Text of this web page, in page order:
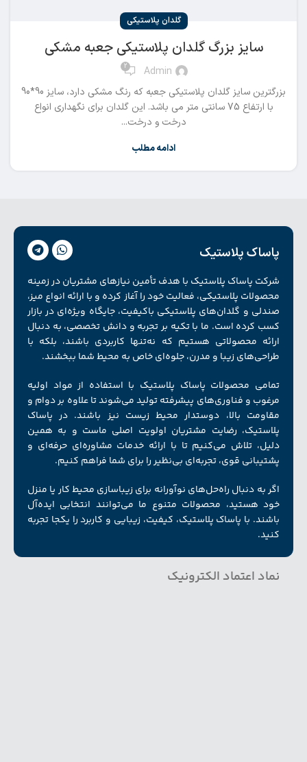
گلدان پلاستیکی
سایز بزرگ گلدان پلاستیکی جعبه مشکی
Admin
2
بزرگترین سایز گلدان پلاستیکی جعبه که رنگ مشکی دارد، سایز 90*90
با ارتفاع 75 سانتی متر می باشد. این گلدان برای نگهداری انواع
درخت و درخت...
ادامه مطلب
پاساک پلاستیک
شرکت پاساک پلاستیک با هدف تأمین نیازهای مشتریان در زمینه
محصولات پلاستیکی، فعالیت خود را آغاز کرده و با ارائه انواع میز،
صندلی و گلدان‌های پلاستیکی باکیفیت، جایگاه ویژه‌ای در بازار
کسب کرده است. ما با تکیه بر تجربه و دانش تخصصی، به دنبال
ارائه محصولاتی هستیم که نه‌تنها کاربردی باشند، بلکه با
طراحی‌های زیبا و مدرن، جلوه‌ای خاص به محیط شما ببخشند.
تمامی محصولات پاساک پلاستیک با استفاده از مواد اولیه
مرغوب و فناوری‌های پیشرفته تولید می‌شوند تا علاوه بر دوام و
مقاومت بالا، دوستدار محیط زیست نیز باشند. در پاساک
پلاستیک، رضایت مشتریان اولویت اصلی ماست و به همین
دلیل، تلاش می‌کنیم تا با ارائه خدمات مشاوره‌ای حرفه‌ای و
پشتیبانی قوی، تجربه‌ای بی‌نظیر را برای شما فراهم کنیم.
اگر به دنبال راه‌حل‌های نوآورانه برای زیبا‌سازی محیط کار یا منزل
خود هستید، محصولات متنوع ما می‌توانند انتخابی ایده‌آل
باشند. با پاساک پلاستیک، کیفیت، زیبایی و کاربرد را یکجا تجربه
کنید.
نماد اعتماد الکترونیک